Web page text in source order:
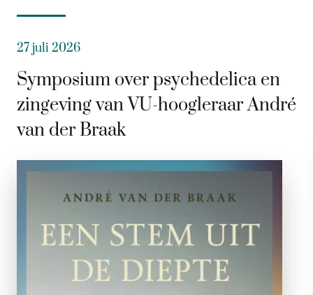
27 juli 2026
Symposium over psychedelica en
zingeving van VU-hoogleraar André
van der Braak